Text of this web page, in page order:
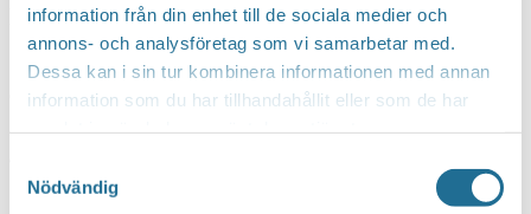
information från din enhet till de sociala medier och
annons- och analysföretag som vi samarbetar med.
Dessa kan i sin tur kombinera informationen med annan
information som du har tillhandahållit eller som de har
Nödvändig
hur vi hanterar era personuppgifter.
Tillväxt Motalas integritetspolicy
Tillväxt Motala AB vidtar ett flertal åtgärder för att
säkerställa att dina personuppgifter även i